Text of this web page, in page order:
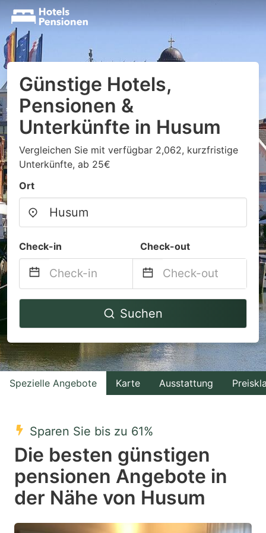
Günstige Hotels,
Pensionen &
Unterkünfte in Husum
Vergleichen Sie mit verfügbar 2,062, kurzfristige
Unterkünfte, ab 25€
Ort
Check-in Check-out
Navigate
to
interact
with
the
select
a
date.
Press
question
Navigate
to
interact
with
the
a
date.
Press
question
Suchen
Spezielle Angebote Karte Ausstattung
Sparen Sie bis zu 61%
Die besten günstigen
pensionen Angebote in
der Nähe von Husum